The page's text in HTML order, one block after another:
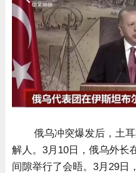
俄乌冲突爆发后，土
解人。3月10日，俄乌外长
间隙举行了会晤。3月29日